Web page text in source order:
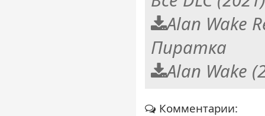
Alan Wake
Пиратка
Alan Wake
Комментарии: